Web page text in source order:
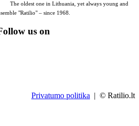
The oldest one in Lithuania, yet always young and
"Ratilio" – since 1968.
us on
Privatumo politika | © Ratilio.lt